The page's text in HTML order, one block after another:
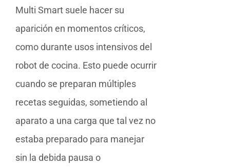
Multi Smart suele hacer su
aparición en momentos críticos,
como durante usos intensivos del
robot de cocina. Esto puede ocurrir
cuando se preparan múltiples
recetas seguidas, sometiendo al
aparato a una carga que tal vez no
estaba preparado para manejar
sin la debida pausa o